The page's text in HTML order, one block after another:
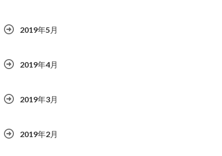
2019年5月
2019年4月
2019年3月
2019年2月